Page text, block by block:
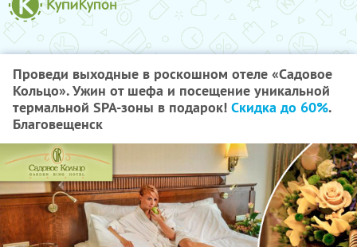
Проведи выходные в роскошном отеле «Садовое
Кольцо». Ужин от шефа и посещение уникальной
термальной SPA-зоны в подарок! Скидка до 60%.
Благовещенск